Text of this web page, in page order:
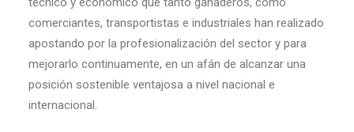
comerciantes, transportistas e industriales han realizado
apostando por la profesionalización del sector y para
mejorarlo continuamente, en un afán de alcanzar una
posición sostenible ventajosa a nivel nacional e
internacional.